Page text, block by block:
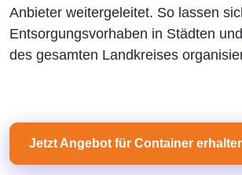
Anbieter weitergeleitet. So lassen
Entsorgungsvorhaben in Städten
des gesamten Landkreises
Jetzt Angebot für Container